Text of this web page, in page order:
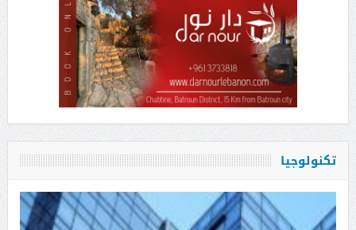
تكنولوجيا